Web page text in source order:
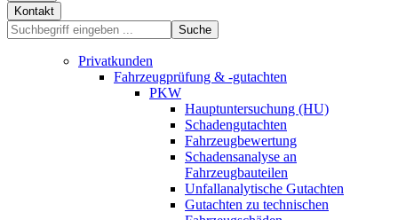
Kontakt
Suche
Privatkunden
Fahrzeugprüfung & -gutachten
PKW
Hauptuntersuchung (HU)
Schadengutachten
Fahrzeugbewertung
Schadensanalyse an
Fahrzeugbauteilen
Unfallanalytische Gutachten
Gutachten zu technischen